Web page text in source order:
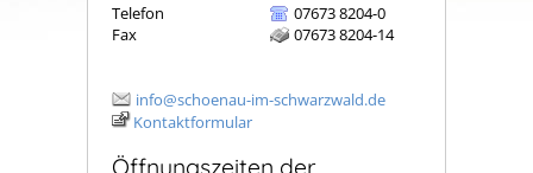
Telefon
07673 8204-0
Fax
07673 8204-14
info@schoenau-im-schwarzwald.de
Kontaktformular
Öffnungszeiten der